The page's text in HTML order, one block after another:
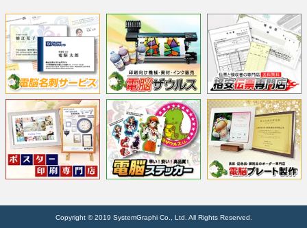
Copyright © 2019 SystemGraphi Co., Ltd. All Rights Reserved.